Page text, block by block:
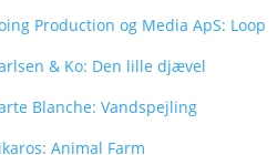
Production og Media ApS: Loop
& Ko: Den lille djævel
Blanche: Vandspejling
Animal Farm